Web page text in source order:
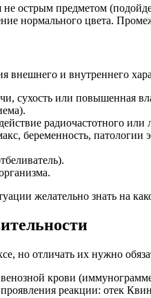
острым предметом
нормального цвета.
внешнего и внутреннего
сухость или повышенная
радиочастотного или
беременность, патологии
желательно знать на
но отличать их нужно
крови
реакции: отек